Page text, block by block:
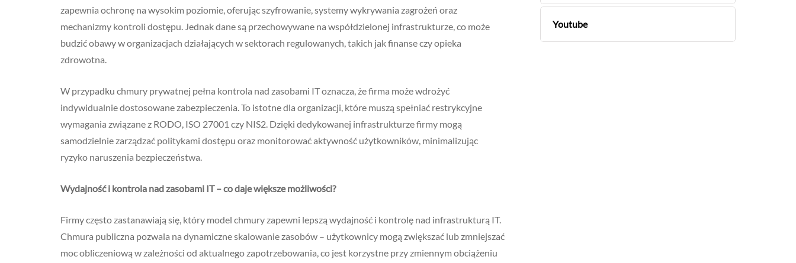
zapewnia ochronę na wysokim poziomie, oferując szyfrowanie, systemy wykrywania zagrożeń oraz
mechanizmy kontroli dostępu. Jednak dane są przechowywane na współdzielonej infrastrukturze, co może
budzić obawy w organizacjach działających w sektorach regulowanych, takich jak finanse czy opieka
zdrowotna.
W przypadku chmury prywatnej pełna kontrola nad zasobami IT oznacza, że firma może wdrożyć
indywidualnie dostosowane zabezpieczenia. To istotne dla organizacji, które muszą spełniać restrykcyjne
wymagania związane z RODO, ISO 27001 czy NIS2. Dzięki dedykowanej infrastrukturze firmy mogą
samodzielnie zarządzać politykami dostępu oraz monitorować aktywność użytkowników, minimalizując
ryzyko naruszenia bezpieczeństwa.
Wydajność i kontrola nad zasobami IT – co daje większe możliwości?
Firmy często zastanawiają się, który model chmury zapewni lepszą wydajność i kontrolę nad infrastrukturą IT.
Chmura publiczna pozwala na dynamiczne skalowanie zasobów – użytkownicy mogą zwiększać lub zmniejszać
moc obliczeniową w zależności od aktualnego zapotrzebowania, co jest korzystne przy zmiennym obciążeniu
Youtube